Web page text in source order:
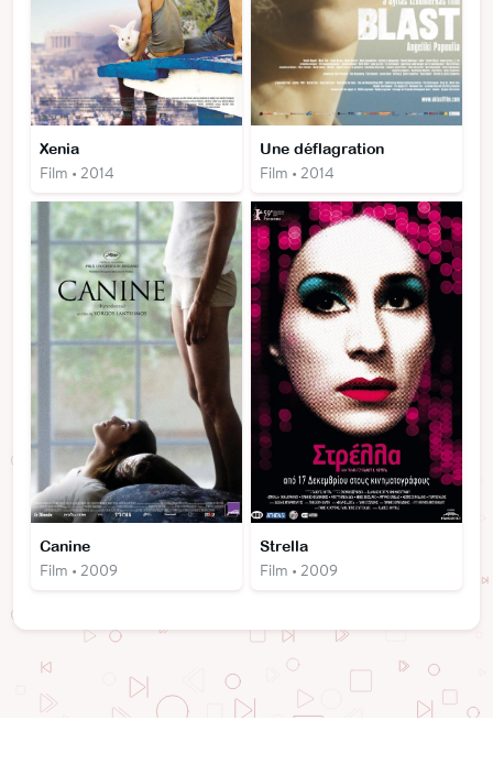
Xenia
Film • 2014
Une déflagration
Film • 2014
Canine
Film • 2009
Strella
Film • 2009